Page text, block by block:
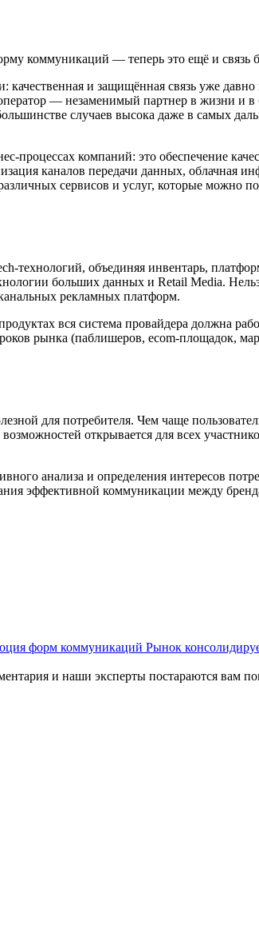
коммуникаций — теперь это ещё и связь
и защищённая связь уже
— незаменимый партнер в жизни и
случаев высока даже в самых
процессах компаний: это обеспечение
каналов передачи данных, облачная
сервисов и услуг, которые можно
технологий, объединяя инвентарь,
больших данных и Retail Media.
рекламных платформ.
вся система провайдера должна
рынка (паблишеров, ecom-площадок,
для потребителя. Чем чаще
открывается для всех
анализа и определения интересов
эффективной коммуникации между
форм коммуникаций Рынок
и наши эксперты постараются вам